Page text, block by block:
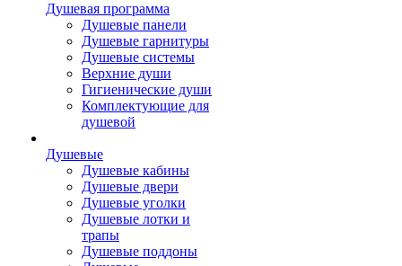
Душевая программа
Душевые панели
Душевые гарнитуры
Душевые системы
Верхние души
Гигиенические души
Комплектующие для
душевой
Душевые
Душевые кабины
Душевые двери
Душевые уголки
Душевые лотки и
трапы
Душевые поддоны